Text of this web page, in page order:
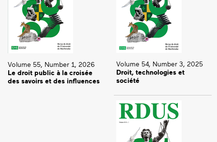
Volume 55, Number 1, 2026
Le droit public à la croisée
des savoirs et des influences
Volume 54, Number 3, 2025
Droit, technologies et
société